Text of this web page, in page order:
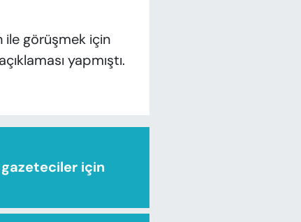
ile görüşmek için
yapmıştı.
için